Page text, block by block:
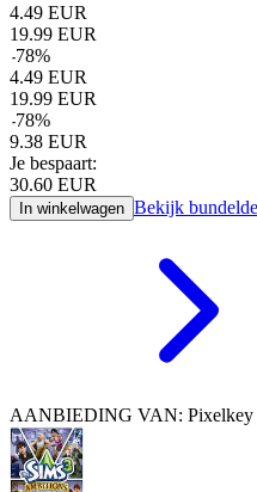
4.49 EUR
19.99 EUR
-78%
4.49 EUR
19.99 EUR
-78%
9.38 EUR
Je bespaart:
30.60 EUR
In winkelwagen Bekijk
AANBIEDING VAN: Pixelkey